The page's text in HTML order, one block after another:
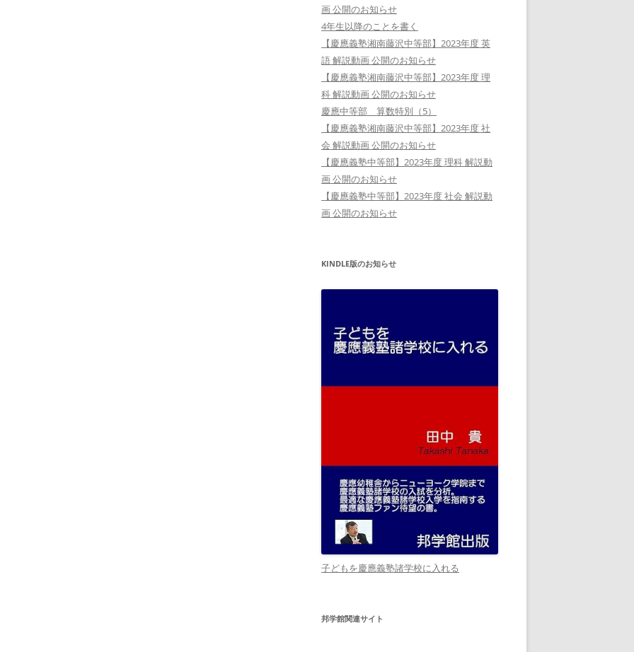
画 公開のお知らせ
4年生以降のことを書く
【慶應義塾湘南藤沢中等部】2023年度 英
語 解説動画 公開のお知らせ
【慶應義塾湘南藤沢中等部】2023年度 理
科 解説動画 公開のお知らせ
慶應中等部 算数特別（5）
【慶應義塾湘南藤沢中等部】2023年度 社
会 解説動画 公開のお知らせ
【慶應義塾中等部】2023年度 理科 解説動
画 公開のお知らせ
【慶應義塾中等部】2023年度 社会 解説動
画 公開のお知らせ
KINDLE版のお知らせ
子どもを慶應義塾諸学校に入れる
邦学館関連サイト